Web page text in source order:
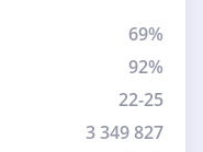
69%
92%
22-25
3 349 827